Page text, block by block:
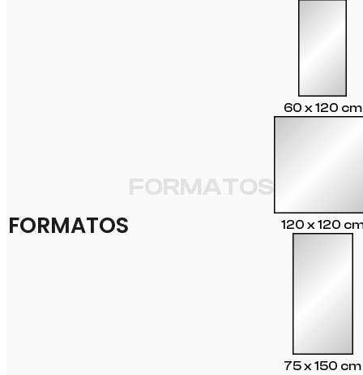
FORMATOS
FORMATOS
60 x 120 cm
120 x 120
75 x 150 cm